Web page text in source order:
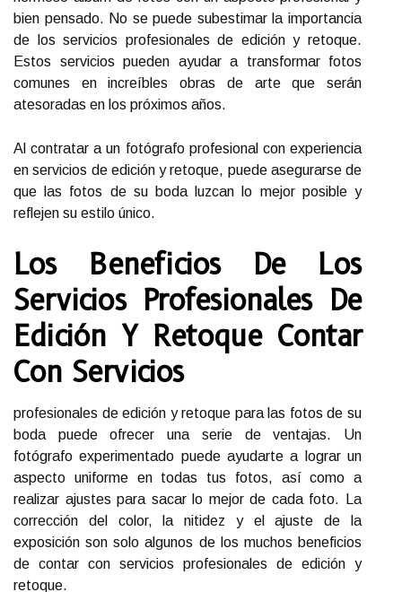
bien pensado. No se puede subestimar la importancia
de los servicios profesionales de edición y retoque.
Estos servicios pueden ayudar a transformar fotos
comunes en increíbles obras de arte que serán
atesoradas en los próximos años.
Al contratar a un fotógrafo profesional con experiencia
en servicios de edición y retoque, puede asegurarse de
que las fotos de su boda luzcan lo mejor posible y
reflejen su estilo único.
Los Beneficios De Los
Servicios Profesionales De
Edición Y Retoque Contar
Con Servicios
profesionales de edición y retoque para las fotos de su
boda puede ofrecer una serie de ventajas. Un
fotógrafo experimentado puede ayudarte a lograr un
aspecto uniforme en todas tus fotos, así como a
realizar ajustes para sacar lo mejor de cada foto. La
corrección del color, la nitidez y el ajuste de la
exposición son solo algunos de los muchos beneficios
de contar con servicios profesionales de edición y
retoque.